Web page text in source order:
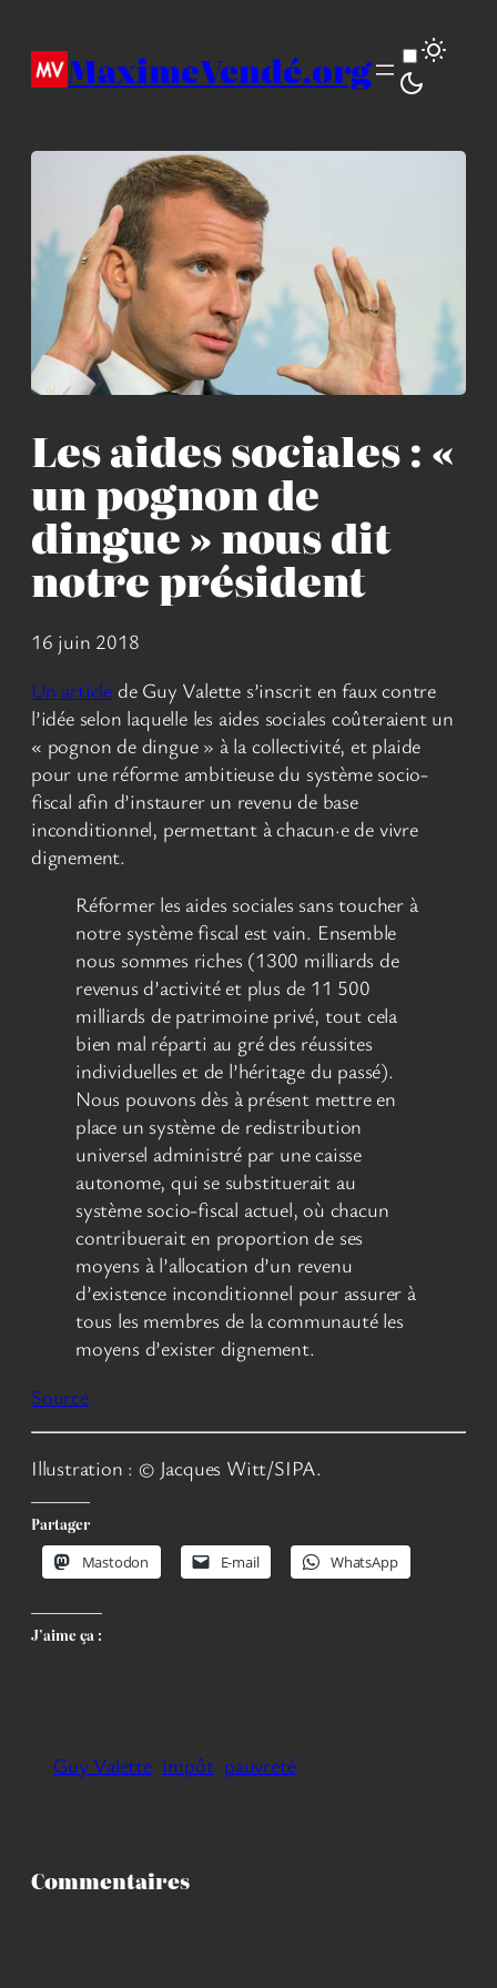
contenuMaximeVendé.org
Les aides sociales : «
un pognon de
dingue » nous dit
notre président
16 juin 2018
Un article de Guy Valette s’inscrit en faux contre
l’idée selon laquelle les aides sociales coûteraient un
« pognon de dingue » à la collectivité, et plaide
pour une réforme ambitieuse du système socio-
fiscal afin d’instaurer un revenu de base
inconditionnel, permettant à chacun·e de vivre
dignement.
Réformer les aides sociales sans toucher à
notre système fiscal est vain. Ensemble
nous sommes riches (1300 milliards de
revenus d’activité et plus de 11 500
milliards de patrimoine privé, tout cela
bien mal réparti au gré des réussites
individuelles et de l’héritage du passé).
Nous pouvons dès à présent mettre en
place un système de redistribution
universel administré par une caisse
autonome, qui se substituerait au
système socio-fiscal actuel, où chacun
contribuerait en proportion de ses
moyens à l’allocation d’un revenu
d’existence inconditionnel pour assurer à
tous les membres de la communauté les
moyens d’exister dignement.
Source
Illustration : © Jacques Witt/SIPA.
Partager
Mastodon
E-mail WhatsApp
J’aime ça :
Guy Valette impôt pauvreté
Commentaires